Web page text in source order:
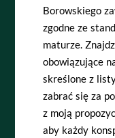
Borowskiego
zgodne ze
maturze.
obowiązujące
skreślone z
zabrać się za
z moją
aby każdy